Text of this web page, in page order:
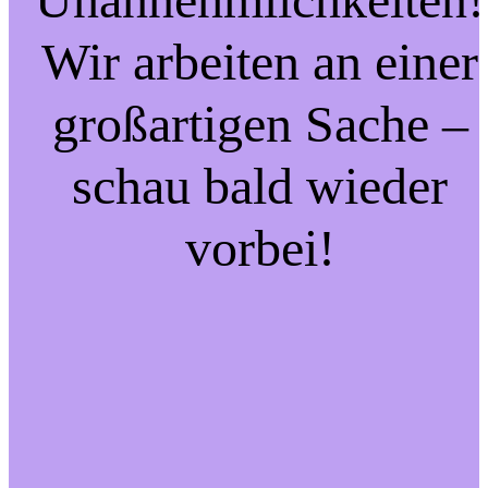
Wir arbeiten an einer
großartigen Sache –
schau bald wieder
vorbei!